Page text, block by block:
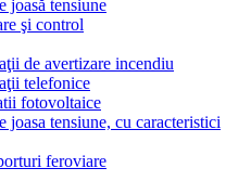
joasă tensiune
şi control
de avertizare incendiu
telefonice
fotovoltaice
joasa tensiune, cu caracteristici
feroviare